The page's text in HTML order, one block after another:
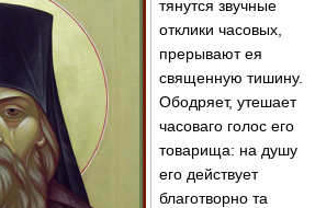
тянутся звучные
отклики часовых,
прерывают ея
священную тишину.
Ободряет, утешает
часоваго голос его
товарища: на душу
его действует
благотворно та